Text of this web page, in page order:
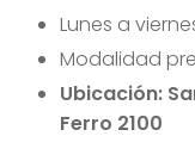
Lunes a
Modalidad
Ubicación:
Ferro 2100